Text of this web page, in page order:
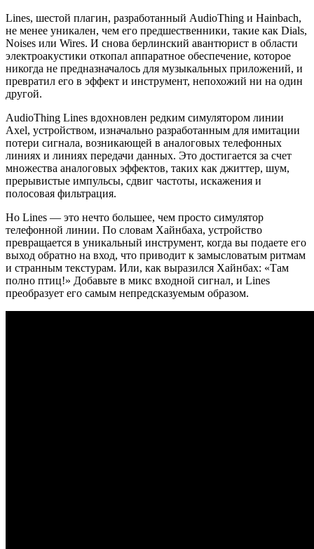
Lines, шестой плагин, разработанный AudioThing и Hainbach,
не менее уникален, чем его предшественники, такие как Dials,
Noises или Wires. И снова берлинский авантюрист в области
электроакустики откопал аппаратное обеспечение, которое
никогда не предназначалось для музыкальных приложений, и
превратил его в эффект и инструмент, непохожий ни на один
другой.
AudioThing Lines вдохновлен редким симулятором линии
Axel, устройством, изначально разработанным для имитации
потери сигнала, возникающей в аналоговых телефонных
линиях и линиях передачи данных. Это достигается за счет
множества аналоговых эффектов, таких как джиттер, шум,
прерывистые импульсы, сдвиг частоты, искажения и
полосовая фильтрация.
Но Lines — это нечто большее, чем просто симулятор
телефонной линии. По словам Хайнбаха, устройство
превращается в уникальный инструмент, когда вы подаете его
выход обратно на вход, что приводит к замысловатым ритмам
и странным текстурам. Или, как выразился Хайнбах: «Там
полно птиц!» Добавьте в микс входной сигнал, и Lines
преобразует его самым непредсказуемым образом.